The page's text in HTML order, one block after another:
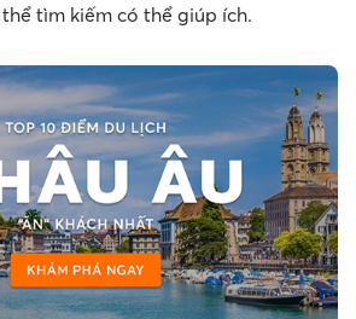
tìm kiếm có thể giúp ích.